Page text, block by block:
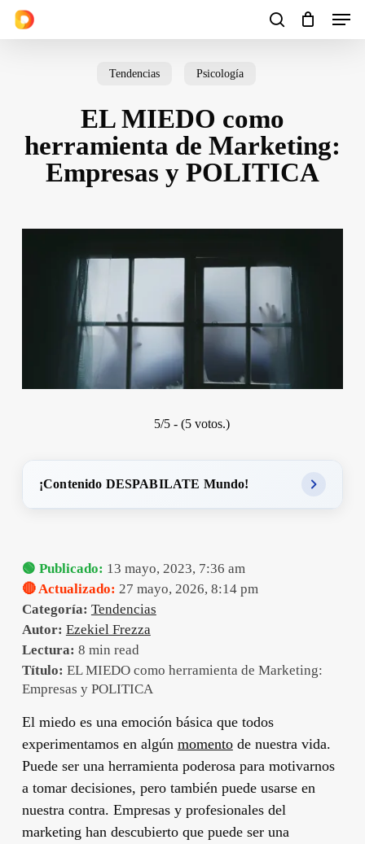
Skip
search
Menu
Cart Close
Tendencias Psicología
EL MIEDO como
herramienta de Marketing:
Empresas y POLITICA
5/5 - (5 votos.)
¡Contenido DESPABILATE Mundo!
🟢 Publicado: 13 mayo, 2023, 7:36 am
🔴 Actualizado: 27 mayo, 2026, 8:14 pm
Categoría: Tendencias
Autor: Ezekiel Frezza
Lectura: 8 min read
Título: EL MIEDO como herramienta de Marketing:
Empresas y POLITICA
El miedo es una emoción básica que todos
experimentamos en algún momentode nuestra vida.
Puede ser una herramienta poderosa para motivarnos
a tomar decisiones, pero también puede usarse en
nuestra contra. Empresas y profesionales del
marketing han descubierto que puede ser una